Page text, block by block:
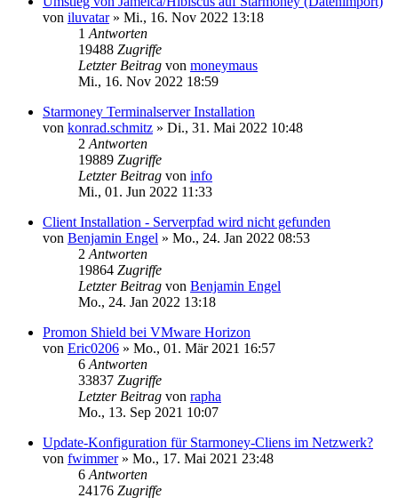
von iluvatar» Mi., 16. Nov 2022 13:18
1 Antworten
19488 Zugriffe
Letzter Beitrag von moneymaus
Mi., 16. Nov 2022 18:59
Starmoney Terminalserver Installation
von konrad.schmitz » Di., 31. Mai 2022 10:48
2 Antworten
19889 Zugriffe
Letzter Beitrag von info
Mi., 01. Jun 2022 11:33
Client Installation - Serverpfad wird nicht gefunden
von Benjamin Engel » Mo., 24. Jan 2022 08:53
2 Antworten
19864 Zugriffe
Letzter Beitrag von Benjamin Engel
Mo., 24. Jan 2022 13:18
Promon Shield bei VMware Horizon
von Eric0206 » Mo., 01. Mär 2021 16:57
6 Antworten
33837 Zugriffe
Letzter Beitrag von rapha
Mo., 13. Sep 2021 10:07
Update-Konfiguration für Starmoney-Cliens im Netzwerk?
von fwimmer» Mo., 17. Mai 2021 23:48
6 Antworten
24176 Zugriffe